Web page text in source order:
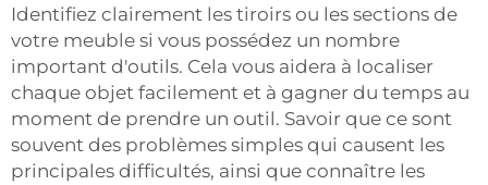
Identifiez clairement les tiroirs ou les sections de
votre meuble si vous possédez un nombre
important d'outils. Cela vous aidera à localiser
chaque objet facilement et à gagner du temps au
moment de prendre un outil. Savoir que ce sont
souvent des problèmes simples qui causent les
principales difficultés, ainsi que connaître les